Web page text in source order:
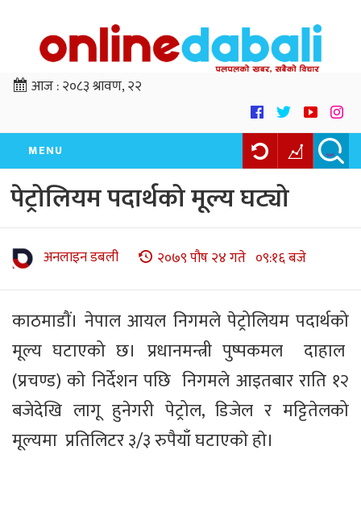
आज :२०८३ श्रावण, २२
MENU
पेट्रोलियम पदार्थको मूल्य घट्यो
अनलाइन डबली २०७९ पौष २४ गते ०९:१६ बजे
काठमाडाैं। नेपाल आयल निगमले पेट्रोलियम पदार्थको
मूल्य घटाएको छ। प्रधानमन्त्री पुष्पकमल दाहाल
(प्रचण्ड) काे निर्देशन पछि निगमले आइतबार राति १२
बजेदेखि लागू हुनेगरी पेट्रोल, डिजेल र मट्टितेलको
मूल्यमा प्रतिलिटर ३/३ रुपैयाँ घटाएकाे हाे।